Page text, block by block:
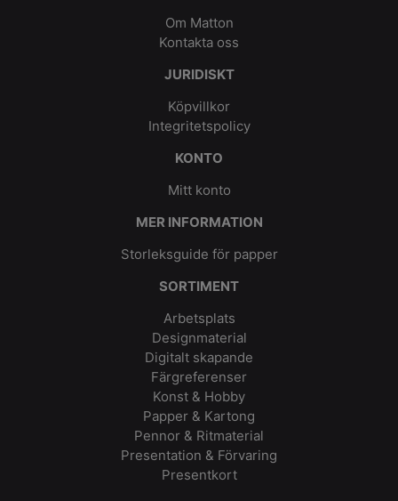
Om Matton
Kontakta oss
JURIDISKT
Köpvillkor
Integritetspolicy
KONTO
Mitt konto
MER INFORMATION
Storleksguide för papper
SORTIMENT
Arbetsplats
Designmaterial
Digitalt skapande
Färgreferenser
Konst & Hobby
Papper & Kartong
Pennor & Ritmaterial
Presentation & Förvaring
Presentkort